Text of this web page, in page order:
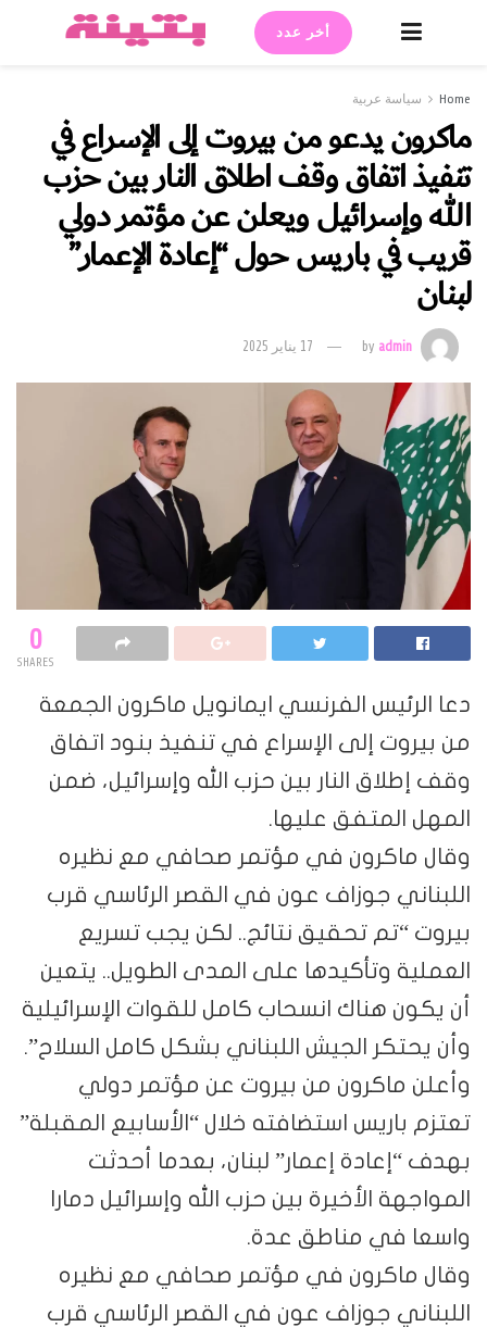
أخر عدد
Home سياسة عربية
ماكرون يدعو من بيروت إلى الإسراع في
تنفيذ اتفاق وقف اطلاق النار بين حزب
الله وإسرائيل ويعلن عن مؤتمر دولي
قريب في باريس حول “إعادة الإعمار”
لبنان
byadmin 17 يناير 2025
0
SHARES
دعا الرئيس الفرنسي ايمانويل ماكرون الجمعة
من بيروت إلى الإسراع في تنفيذ بنود اتفاق
وقف إطلاق النار بين حزب الله وإسرائيل، ضمن
المهل المتفق عليها.
وقال ماكرون في مؤتمر صحافي مع نظيره
اللبناني جوزاف عون في القصر الرئاسي قرب
بيروت “تم تحقيق نتائج.. لكن يجب تسريع
العملية وتأكيدها على المدى الطويل.. يتعين
أن يكون هناك انسحاب كامل للقوات الإسرائيلية
وأن يحتكر الجيش اللبناني بشكل كامل السلاح”.
وأعلن ماكرون من بيروت عن مؤتمر دولي
تعتزم باريس استضافته خلال “الأسابيع المقبلة”
بهدف “إعادة إعمار” لبنان، بعدما أحدثت
المواجهة الأخيرة بين حزب الله وإسرائيل دمارا
واسعا في مناطق عدة.
وقال ماكرون في مؤتمر صحافي مع نظيره
اللبناني جوزاف عون في القصر الرئاسي قرب